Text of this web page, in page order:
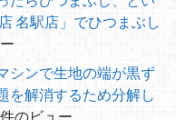
名駅店」でひつまぶし
シンで生地の端が黒ず
を解消するため分解し
のビュー